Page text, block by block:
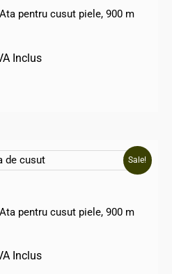
pentru cusut piele, 900 m
Inclus
Sale!
pentru cusut piele, 900 m
Inclus